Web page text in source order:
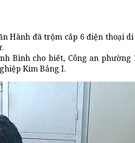
Hành đã trộm cắp 6 điện thoại
Bình cho biết, Công an
Kim Bảng I.